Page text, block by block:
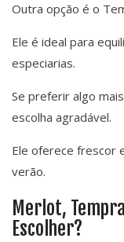
Outra opção é o
Ele é ideal para
especiarias.
Se preferir algo
escolha agradável.
Ele oferece frescor
verão.
Merlot,
Escolher?